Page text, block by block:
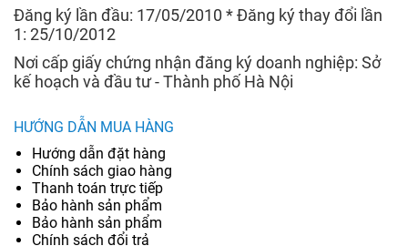
Đăng ký lần đầu: 17/05/2010 * Đăng ký thay đổi lần
1: 25/10/2012
Nơi cấp giấy chứng nhận đăng ký doanh nghiệp: Sở
kế hoạch và đầu tư - Thành phố Hà Nội
HƯỚNG DẪN MUA HÀNG
Hướng dẫn đặt hàng
Chính sách giao hàng
Thanh toán trực tiếp
Bảo hành sản phẩm
Bảo hành sản phẩm
Chính sách đổi trả